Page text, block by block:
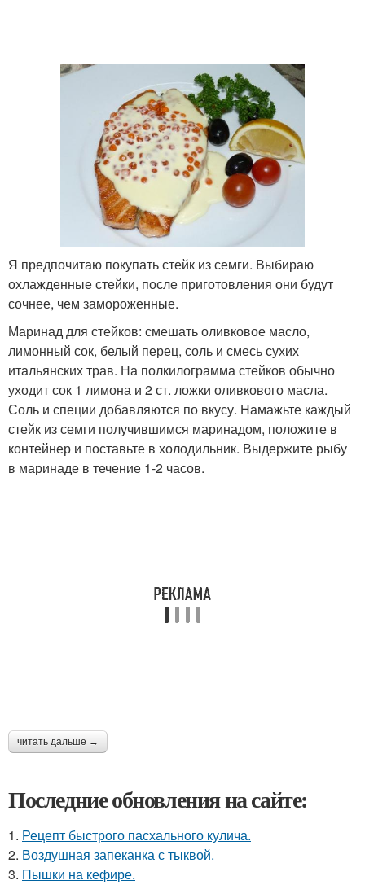
Я предпочитаю покупать стейк из семги. Выбираю
охлажденные стейки, после приготовления они будут
сочнее, чем замороженные.
Маринад для стейков: смешать оливковое масло,
лимонный сок, белый перец, соль и смесь сухих
итальянских трав. На полкилограмма стейков обычно
уходит сок 1 лимона и 2 ст. ложки оливкового масла.
Соль и специи добавляются по вкусу. Намажьте каждый
стейк из семги получившимся маринадом, положите в
контейнер и поставьте в холодильник. Выдержите рыбу
в маринаде в течение 1-2 часов.
читать дальше →
Последние обновления на сайте:
1. Рецепт быстрого пасхального кулича.
2. Воздушная запеканка с тыквой.
3. Пышки на кефире.